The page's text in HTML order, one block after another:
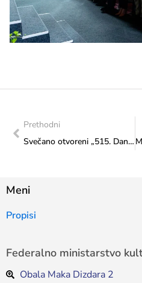
Prethodni
Svečano otvoreni „515. Dani Ajvatovice“
Meni
Propisi
Federalno ministarstvo
Obala Maka Dizdara 2